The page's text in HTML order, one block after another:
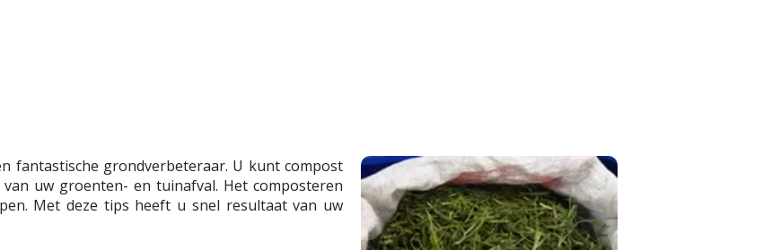
fantastische grondverbeteraar. U kunt compost
uw groenten- en tuinafval. Het composteren
Met deze tips heeft u snel resultaat van uw